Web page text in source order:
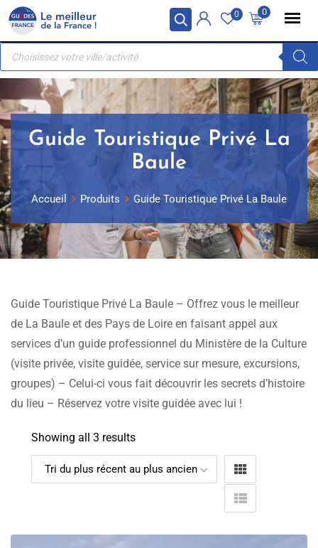
Panneau de gestion des cookies
Skip
content
0
0
Recherche
produits
Guide Touristique Privé La
Baule
Accueil Produits Guide Touristique Privé La Baule
Guide Touristique Privé La Baule – Offrez vous le meilleur
de La Baule et des Pays de Loire en faisant appel aux
services d’un guide professionnel du Ministère de la Culture
(visite privée, visite guidée, service sur mesure, excursions,
groupes) – Celui-ci vous fait découvrir les secrets d’histoire
du lieu – Réservez votre visite guidée avec lui !
Showing all 3 results